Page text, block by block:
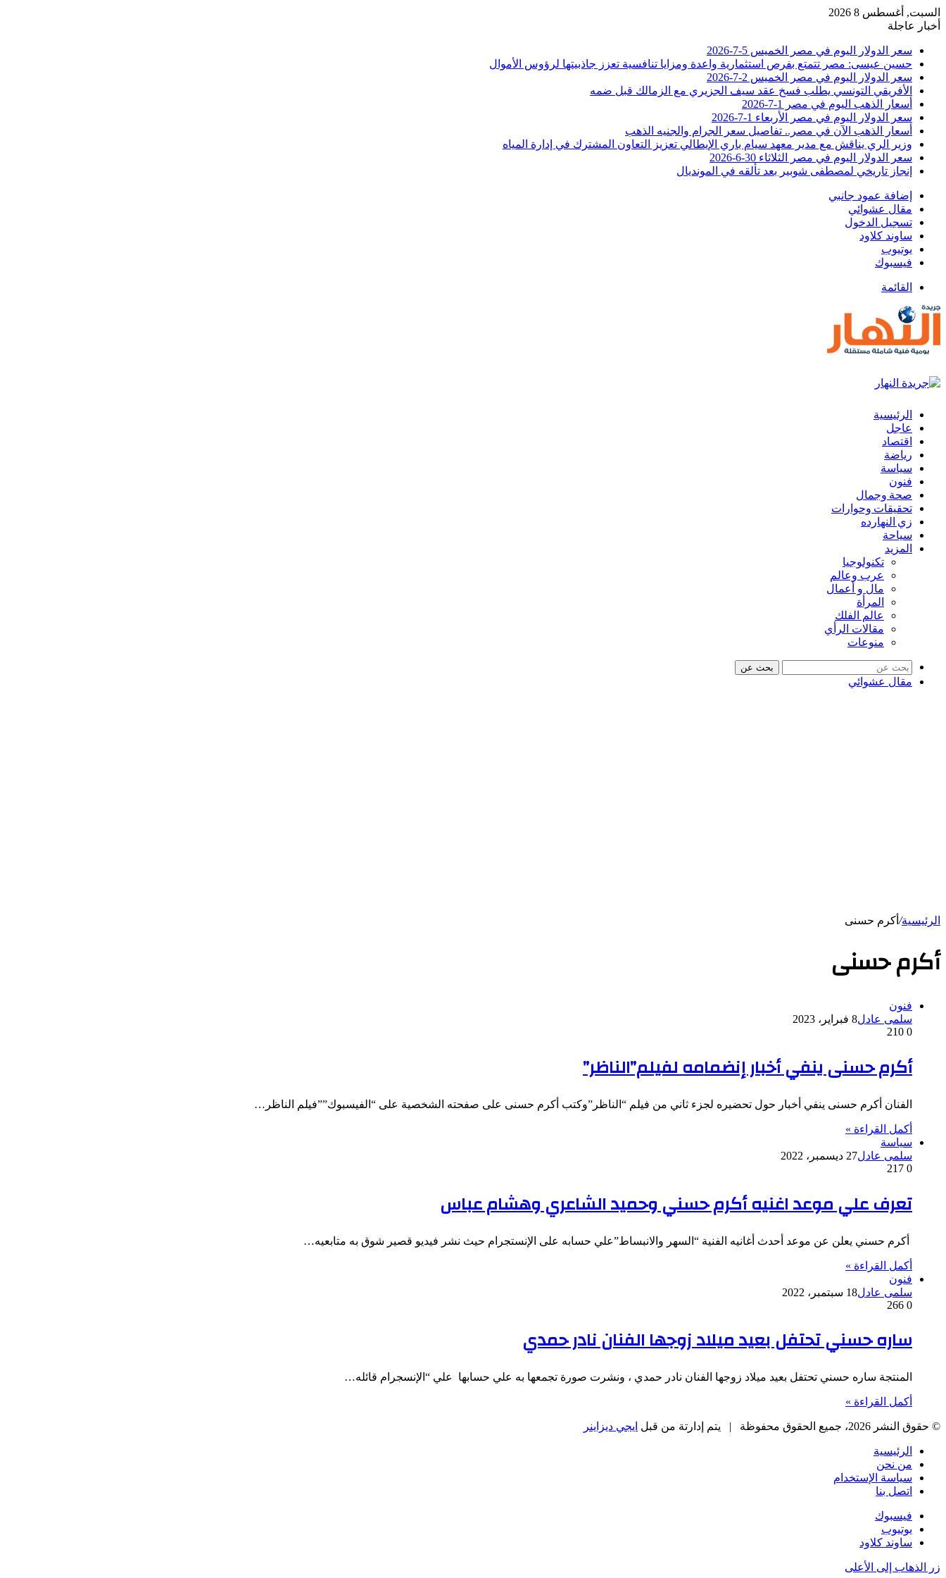
السبت, أغسطس 8 2026
أخبار عاجلة
سعر الدولار اليوم في مصر الخميس 5-7-2026
حسين عيسى: مصر تتمتع بفرص استثمارية واعدة ومزايا تنافسية تعزز جاذبيتها لرؤوس الأموال
سعر الدولار اليوم في مصر الخميس 2-7-2026
الأفريقي التونسي يطلب فسخ عقد سيف الجزيري مع الزمالك قبل ضمه
أسعار الذهب اليوم في مصر 1-7-2026
سعر الدولار اليوم في مصر الأربعاء 1-7-2026
أسعار الذهب الآن في مصر.. تفاصيل سعر الجرام والجنيه الذهب
وزير الري يناقش مع مدير معهد سيام باري الإيطالي تعزيز التعاون المشترك في إدارة المياه
سعر الدولار اليوم في مصر الثلاثاء 30-6-2026
إنجاز تاريخي لمصطفى شوبير بعد تألقه في المونديال
إضافة عمود جانبي
مقال عشوائي
تسجيل الدخول
ساوند كلاود
يوتيوب
فيسبوك
القائمة
الرئيسية
عاجل
اقتصاد
رياضة
سياسة
فنون
صحة وجمال
تحقيقات وحوارات
زي النهارده
سياحة
المزيد
تكنولوجيا
عرب وعالم
مال و أعمال
المرأة
عالم الفلك
مقالات الرأي
منوعات
بحث عن
مقال عشوائي
الرئيسية/ أكرم حسنى
أكرم حسنى
فنون
سلمى عادل8 فبراير، 2023
0
أكرم حسنى ينفي أخبار إنضمامه لفيلم”الناظر”
الفنان أكرم حسنى ينفي أخبار حول تحضيره لجزء ثاني من فيلم “الناظر”وكتب أكرم حسنى على صفحته الشخصية على “الفيسبوك””فيلم الناظر…
أكمل القراءة »
سياسة
سلمى عادل27 ديسمبر، 2022
0
تعرف علي موعد اغنيه أكرم حسني وحميد الشاعري وهشام عباس
أكرم حسني يعلن عن موعد أحدث أغانيه الفنية “السهر والانبساط”علي حسابه على الإنستجرام حيث نشر فيديو قصير شوق به متابعيه…
أكمل القراءة »
فنون
سلمى عادل18 سبتمبر، 2022
0
ساره حسني تحتفل بعيد ميلاد زوجها الفنان نادر حمدي
المنتجة ساره حسني تحتفل بعيد ميلاد زوجها الفنان نادر حمدي ، ونشرت صورة تجمعها به علي حسابها علي “الإنسجرام قائله…
أكمل القراءة »
© حقوق النشر 2026، جميع الحقوق محفوظة | يتم إدارتة من قبل ايجي ديزاينر
الرئيسية
من نحن
سياسة الإستخدام
اتصل بنا
فيسبوك
يوتيوب
ساوند كلاود
زر الذهاب إلى الأعلى